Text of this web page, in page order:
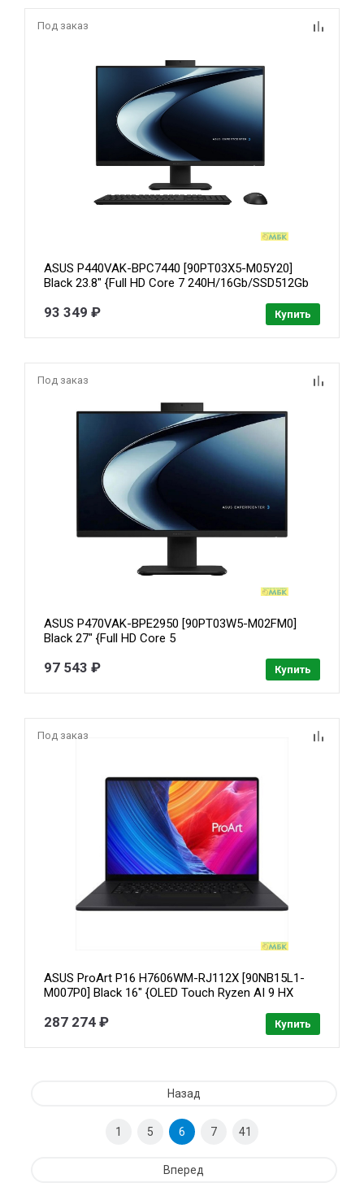
Под заказ
ASUS P440VAK-BPC7440 [90PT03X5-M05Y20]
Black 23.8" {Full HD Core 7 240H/16Gb/SSD512Gb
93 349 ₽ Купить
Под заказ
ASUS P470VAK-BPE2950 [90PT03W5-M02FM0]
Black 27" {Full HD Core 5
97 543 ₽ Купить
Под заказ
ASUS ProArt P16 H7606WM-RJ112X [90NB15L1-
M007P0] Black 16" {OLED Touch Ryzen AI 9 HX
287 274 ₽ Купить
Назад
1 5 6 7 41
Вперед